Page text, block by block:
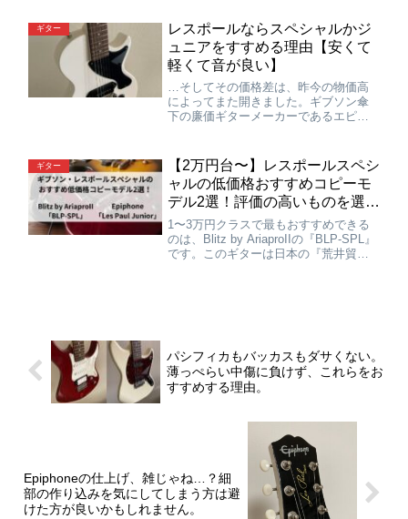
えるほど『デメリットなくないかこ
れ…？』と思ってしまいます。強いて
言えばパッケージが小学生の裁縫セッ
トみたいなデザインになってて若干厨
二臭い
ギター
レスポールならスペシャルかジ
ュニアをすすめる理由【安くて
軽くて音が良い】
…そしてその価格差は、昨今の物価高
によってまた開きました。ギブソン傘
下の廉価ギターメーカーであるエピフ
ャルは5〜6万円なのに対し、スタンダ
ードは7〜8万円台、カスタムは9〜11万
円台になっています。
ギター
【2万円台〜】レスポールスペシ
ャルの低価格おすすめコピーモ
デル2選！評価の高いものを選び
ました。
1〜3万円クラスで最もおすすめできる
のは、Blitz by AriaproIIの『BLP-SPL』
です。このギターは日本の『荒井貿
パシフィカもバッカスもダサくない。
薄っぺらい中傷に負けず、これらをお
すすめする理由。
Epiphoneの仕上げ、雑じゃね…？細
部の作り込みを気にしてしまう方は避
けた方が良いかもしれません。